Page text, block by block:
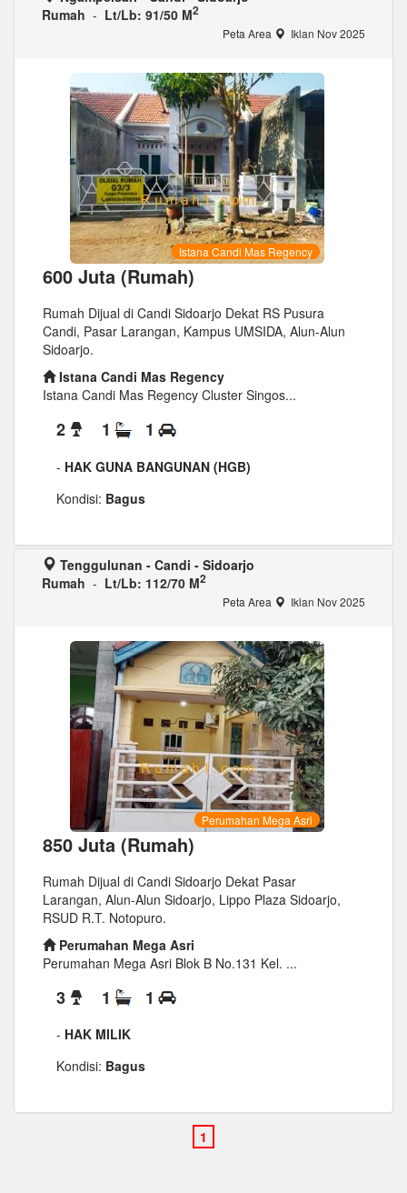
Rumah - Lt/Lb: 91/50 M2
Peta Area Iklan Nov 2025
Istana Candi Mas Regency
600 Juta (Rumah)
Rumah Dijual di Candi Sidoarjo Dekat RS Pusura
Candi, Pasar Larangan, Kampus UMSIDA, Alun-Alun
Sidoarjo.
Istana Candi Mas Regency
Istana Candi Mas Regency Cluster Singos...
2 1 1
- HAK GUNA BANGUNAN (HGB)
Kondisi: Bagus
Tenggulunan - Candi - Sidoarjo
Rumah - Lt/Lb: 112/70 M2
Peta Area Iklan Nov 2025
Perumahan Mega Asri
850 Juta (Rumah)
Rumah Dijual di Candi Sidoarjo Dekat Pasar
Larangan, Alun-Alun Sidoarjo, Lippo Plaza Sidoarjo,
RSUD R.T. Notopuro.
Perumahan Mega Asri
Perumahan Mega Asri Blok B No.131 Kel. ...
3 1 1
- HAK MILIK
Kondisi: Bagus